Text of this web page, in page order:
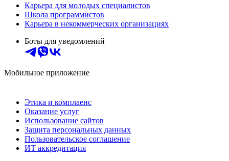
Карьера для молодых специалистов
Школа программистов
Карьера в некоммерческих организациях
Боты для уведомлений
Мобильное приложение
Этика и комплаенс
Оказание услуг
Использование сайтов
Защита персональных данных
Пользовательское соглашение
ИТ аккредитация